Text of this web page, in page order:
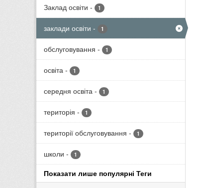
Заклад освіти - 1
заклади освіти - 1
обслуговування - 1
освіта - 1
середня освіта - 1
територія - 1
території обслуговування - 1
школи - 1
Показати лише популярні Теги